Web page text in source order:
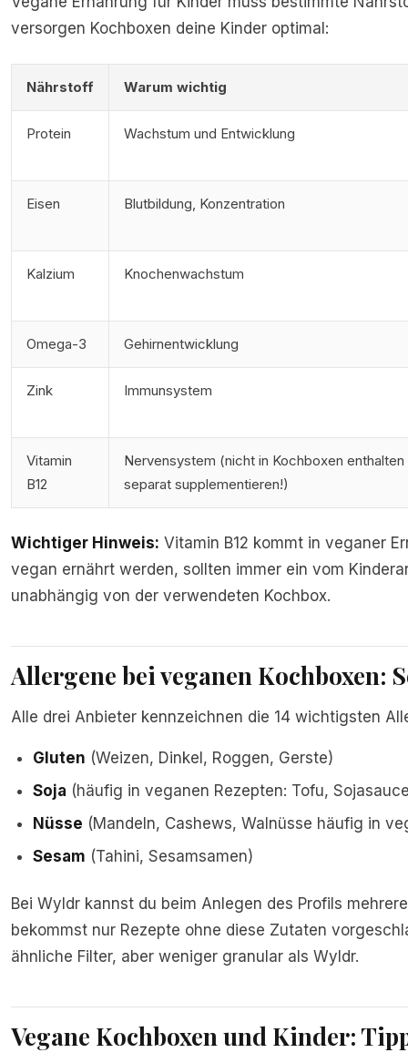
versorgen Kochboxen deine Kinder optimal:
Nährstoff Warum wichtig
Protein Wachstum und Entwicklung
Eisen Blutbildung, Konzentration
Kalzium Knochenwachstum
Omega-3 Gehirnentwicklung
Zink Immunsystem
Vitamin
B12
Nervensystem (nicht in Kochboxen enthalten
separat supplementieren!)
Wichtiger Hinweis: Vitamin B12 kommt in veganer
vegan ernährt werden, sollten immer ein vom
unabhängig von der verwendeten Kochbox.
Allergene bei veganen Kochboxen:
Alle drei Anbieter kennzeichnen die 14 wichtigsten
Gluten (Weizen, Dinkel, Roggen, Gerste)
Soja (häufig in veganen Rezepten: Tofu,
Nüsse (Mandeln, Cashews, Walnüsse häufig in
Sesam (Tahini, Sesamsamen)
Bei Wyldr kannst du beim Anlegen des Profils
bekommst nur Rezepte ohne diese Zutaten
ähnliche Filter, aber weniger granular als Wyldr.
Vegane Kochboxen und Kinder: